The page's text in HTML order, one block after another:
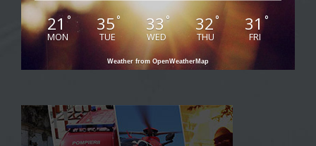
21 °
MON
35°
TUE
33°
WED
32°
THU
31 °
FRI
Weather from OpenWeatherMap